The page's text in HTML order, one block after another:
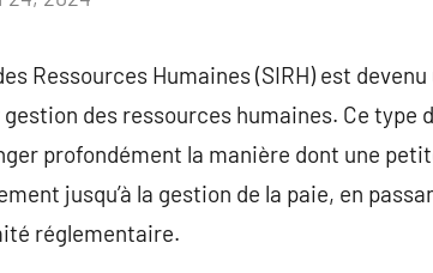
Ressources Humaines (SIRH) est
des ressources humaines. Ce type
profondément la manière dont une
jusqu’à la gestion de la paie, en
réglementaire.